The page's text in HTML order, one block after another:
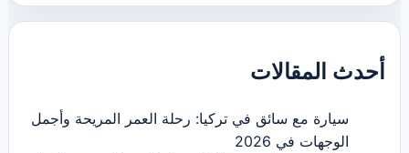
أحدث المقالات
سيارة مع سائق في تركيا: رحلة العمر المريحة وأجمل
الوجهات في 2026